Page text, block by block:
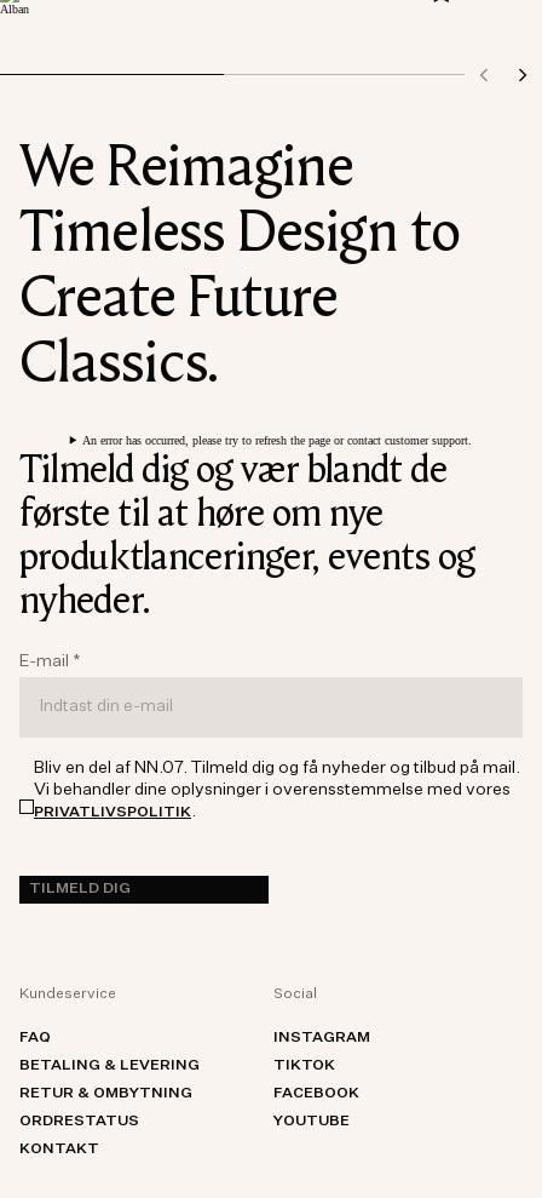
We Reimagine
Timeless Design to
Create Future
Classics.
An error has occurred, please try to refresh the page or contact customer support.
Tilmeld dig og vær blandt de
første til at høre om nye
produktlanceringer, events og
nyheder.
E-mail *
Bliv en del af NN.07. Tilmeld dig og få nyheder og tilbud på mail.
Vi behandler dine oplysninger i overensstemmelse med vores
PRIVATLIVSPOLITIK
TILMELD DIG
Kundeservice
FAQ
BETALING & LEVERING
RETUR & OMBYTNING
ORDRESTATUS
KONTAKT
Social
INSTAGRAM
TIKTOK
FACEBOOK
YOUTUBE